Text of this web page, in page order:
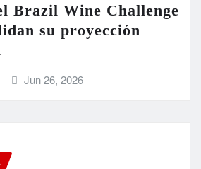
Brazil Wine Challenge
su proyección
Jun 26, 2026